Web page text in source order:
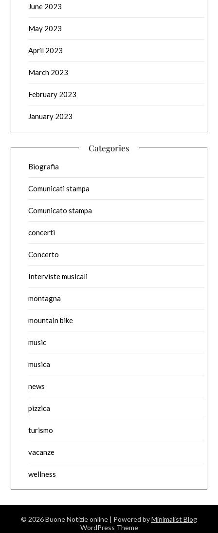
June 2023
May 2023
April 2023
March 2023
February 2023
January 2023
Categories
Biografia
Comunicati stampa
Comunicato stampa
concerti
Concerto
Interviste musicali
montagna
mountain bike
music
musica
news
pizzica
turismo
vacanze
wellness
© 2026 Buone Notizie online | Powered byMinimalist Blog
WordPress Theme